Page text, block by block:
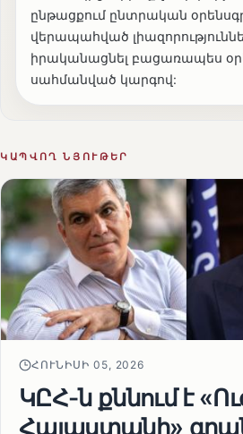
ընթացքում ընտրական
վերապահված
իրականացնել բացառապես
սահմանված կարգով:
ԿԱՊՎՈՂ ՆՅՈՒԹԵՐ
ՀՈՒՆԻՍԻ 05, 2026
ԿԸՀ-ն քննում է
Հայաստանի»